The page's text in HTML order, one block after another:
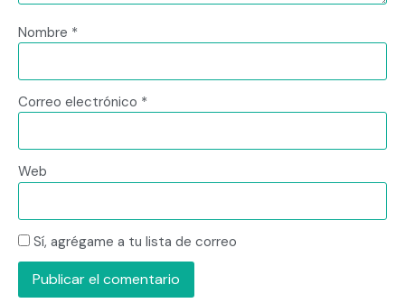
Nombre *
Correo electrónico *
Web
Sí, agrégame a tu lista de correo